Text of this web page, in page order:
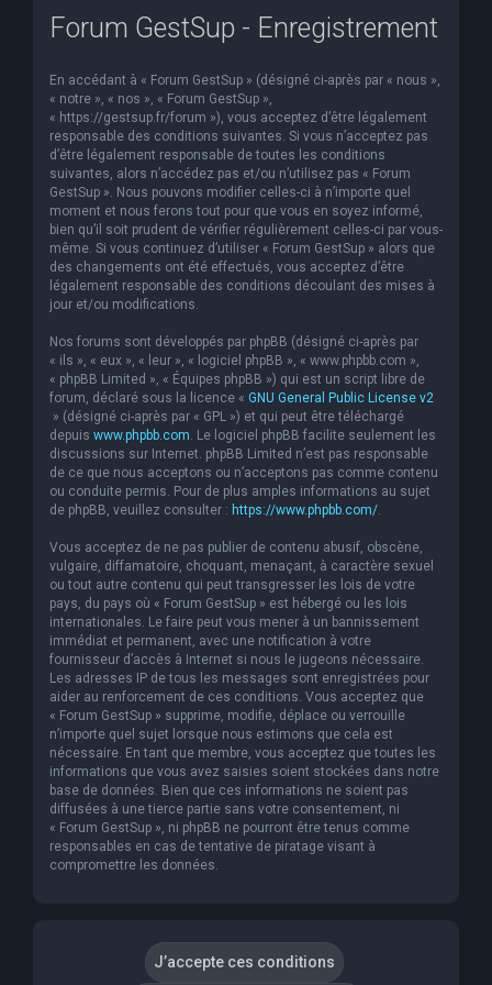
Forum GestSup - Enregistrement
En accédant à « Forum GestSup » (désigné ci-après par « nous »,
« notre », « nos », « Forum GestSup »,
« https://gestsup.fr/forum »), vous acceptez d’être légalement
responsable des conditions suivantes. Si vous n’acceptez pas
d’être légalement responsable de toutes les conditions
suivantes, alors n’accédez pas et/ou n’utilisez pas « Forum
GestSup ». Nous pouvons modifier celles-ci à n’importe quel
moment et nous ferons tout pour que vous en soyez informé,
bien qu’il soit prudent de vérifier régulièrement celles-ci par vous-
même. Si vous continuez d’utiliser « Forum GestSup » alors que
des changements ont été effectués, vous acceptez d’être
légalement responsable des conditions découlant des mises à
jour et/ou modifications.
Nos forums sont développés par phpBB (désigné ci-après par
« ils », « eux », « leur », « logiciel phpBB », « www.phpbb.com »,
« phpBB Limited », « Équipes phpBB ») qui est un script libre de
forum, déclaré sous la licence « GNU General Public License v2
» (désigné ci-après par « GPL ») et qui peut être téléchargé
depuis www.phpbb.com . Le logiciel phpBB facilite seulement les
discussions sur Internet. phpBB Limited n’est pas responsable
de ce que nous acceptons ou n’acceptons pas comme contenu
ou conduite permis. Pour de plus amples informations au sujet
de phpBB, veuillez consulter : https://www.phpbb.com/
Vous acceptez de ne pas publier de contenu abusif, obscène,
vulgaire, diffamatoire, choquant, menaçant, à caractère sexuel
ou tout autre contenu qui peut transgresser les lois de votre
pays, du pays où « Forum GestSup » est hébergé ou les lois
internationales. Le faire peut vous mener à un bannissement
immédiat et permanent, avec une notification à votre
fournisseur d’accès à Internet si nous le jugeons nécessaire.
Les adresses IP de tous les messages sont enregistrées pour
aider au renforcement de ces conditions. Vous acceptez que
« Forum GestSup » supprime, modifie, déplace ou verrouille
n’importe quel sujet lorsque nous estimons que cela est
nécessaire. En tant que membre, vous acceptez que toutes les
informations que vous avez saisies soient stockées dans notre
base de données. Bien que ces informations ne soient pas
diffusées à une tierce partie sans votre consentement, ni
« Forum GestSup », ni phpBB ne pourront être tenus comme
responsables en cas de tentative de piratage visant à
compromettre les données.